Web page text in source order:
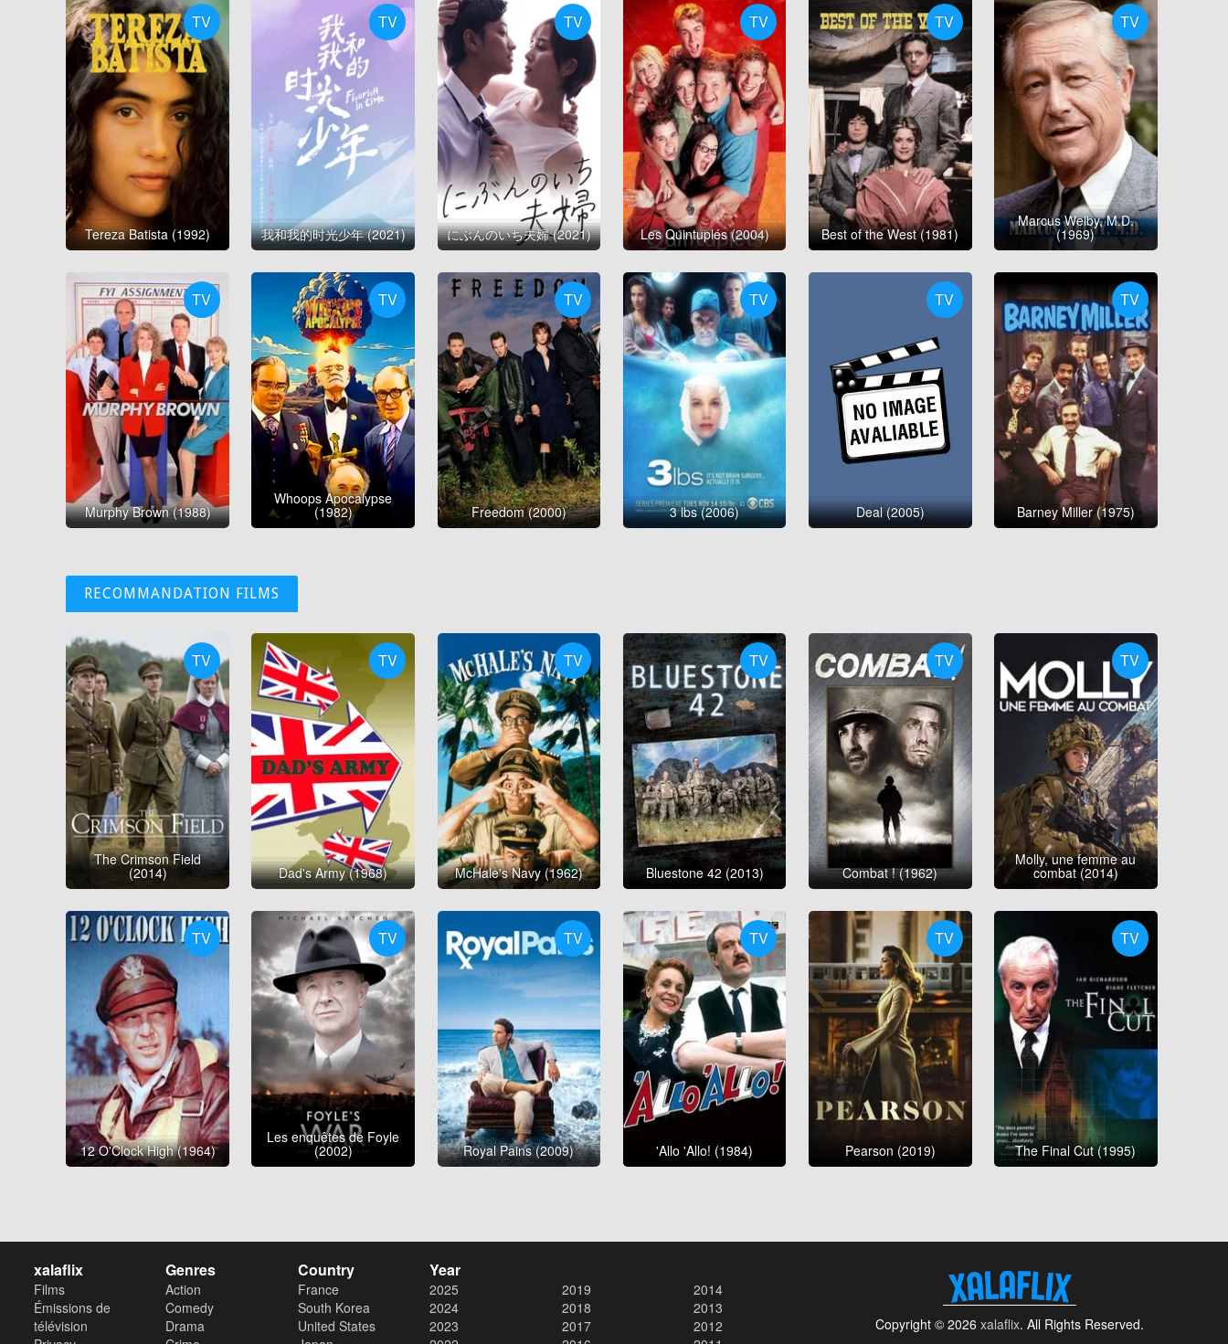
TV
Tereza Batista (1992)
TV
我和我的时光少年 (2021)
TV
にぶんのいち夫婦 (2021)
TV
Les Quintuplés (2004)
TV
Best of the West (1981)
TV
Marcus Welby, M.D.
(1969)
TV
Murphy Brown (1988)
TV
Whoops Apocalypse
(1982)
TV
Freedom (2000)
TV
3 lbs (2006)
TV
Deal (2005)
TV
Barney Miller (1975)
RECOMMANDATION FILMS
TV
The Crimson Field
(2014)
TV
Dad's Army (1968)
TV
McHale's Navy (1962)
TV
Bluestone 42 (2013)
TV
Combat ! (1962)
TV
Molly, une femme au
combat (2014)
TV
12 O'Clock High (1964)
TV
Les enquêtes de Foyle
(2002)
TV
Royal Pains (2009)
TV
'Allo 'Allo! (1984)
TV
Pearson (2019)
TV
The Final Cut (1995)
xalaflix
Films
Émissions de
télévision
Genres
Action
Comedy
Drama
Country
France
South Korea
United States
Year
2025
2024
2023
2019
2018
2017
2014
2013
2012
Copyright © 2026xalaflix. All Rights Reserved.